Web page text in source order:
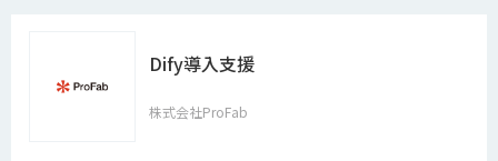
Dify導入支援
株式会社ProFab